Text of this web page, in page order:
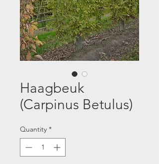
Haagbeuk
(Carpinus Betulus)
Quantity *